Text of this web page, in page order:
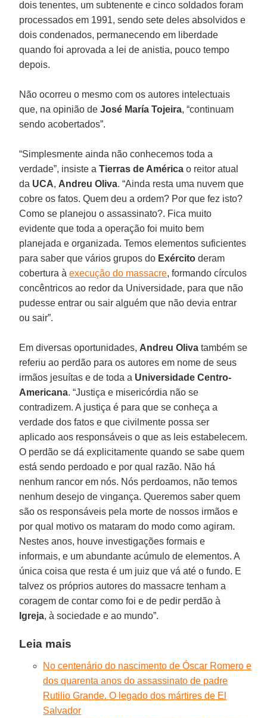
dois tenentes, um subtenente e cinco soldados foram
processados em 1991, sendo sete deles absolvidos e
dois condenados, permanecendo em liberdade
quando foi aprovada a lei de anistia, pouco tempo
depois.
Não ocorreu o mesmo com os autores intelectuais
que, na opinião deJosé María Tojeira, “continuam
sendo acobertados”.
“Simplesmente ainda não conhecemos toda a
verdade”, insiste aTierras de América o reitor atual
da UCA, Andreu Oliva. “Ainda resta uma nuvem que
cobre os fatos. Quem deu a ordem? Por que fez isto?
Como se planejou o assassinato?. Fica muito
evidente que toda a operação foi muito bem
planejada e organizada. Temos elementos suficientes
para saber que vários grupos do Exército deram
cobertura àexecução do massacre, formando círculos
concêntricos ao redor da Universidade, para que não
pudesse entrar ou sair alguém que não devia entrar
ou sair”.
Em diversas oportunidades, Andreu Oliva também se
referiu ao perdão para os autores em nome de seus
irmãos jesuítas e de toda a Universidade Centro-
Americana. “Justiça e misericórdia não se
contradizem. A justiça é para que se conheça a
verdade dos fatos e que civilmente possa ser
aplicado aos responsáveis o que as leis estabelecem.
O perdão se dá explicitamente quando se sabe quem
está sendo perdoado e por qual razão. Não há
nenhum rancor em nós. Nós perdoamos, não temos
nenhum desejo de vingança. Queremos saber quem
são os responsáveis pela morte de nossos irmãos e
por qual motivo os mataram do modo como agiram.
Nestes anos, houve investigações formais e
informais, e um abundante acúmulo de elementos. A
única coisa que resta é um juiz que vá até o fundo. E
talvez os próprios autores do massacre tenham a
coragem de contar como foi e de pedir perdão à
Igreja, à sociedade e ao mundo”.
Leia mais
No centenário do nascimento de Óscar Romero e
dos quarenta anos do assassinato de padre
Rutilio Grande. O legado dos mártires de El
Salvador